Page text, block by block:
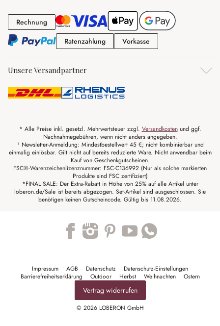
RechnungRechnung
RatenzahlungRatenzahlung
Vorkasse
Unsere Versandpartner
* Alle Preise inkl. gesetzl. Mehrwertsteuer zzgl. Versandkostenund ggf.
Nachnahmegebühren, wenn nicht anders angegeben.
¹ Newsletter-Anmeldung: Mindestbestellwert 45 €; nicht kombinierbar und
einmalig einlösbar. Gilt nicht auf bereits reduzierte Ware. Nicht anwendbar beim
Kauf von Geschenkgutscheinen.
FSC®-Warenzeichenlizenznummer: FSC-C136992 (Nur als solche markierten
Produkte sind FSC zertifiziert)
*FINAL SALE: Der Extra-Rabatt in Höhe von 25% auf alle Artikel unter
loberon.de/Sale ist bereits abgezogen. Set-Artikel sind ausgeschlossen. Sie
benötigen keinen Gutscheincode. Gültig bis 11.08.2026.
Impressum AGB Datenschutz
Datenschutz-Einstellungen
Barrierefreiheitserklärung
Outdoor Herbst Weihnachten Ostern
Vertrag widerrufen
© 2026 LOBERON GmbH